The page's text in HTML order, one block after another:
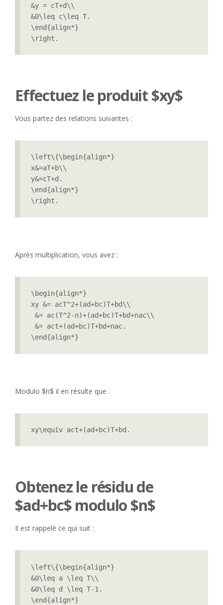
&y = cT+d\\
&0\leq c\leq T.
\end{align*}
\right.
Effectuez le produit $xy$
Vous partez des relations suivantes :
\left\{\begin{align*}
x&=aT+b\\
y&=cT+d.
\end{align*}
\right.
Après multiplication, vous avez :
\begin{align*}
xy &= acT^2+(ad+bc)T+bd\\
&= ac(T^2-n)+(ad+bc)T+bd+nac\\
&= act+(ad+bc)T+bd+nac.
\end{align*}
Modulo $n$ il en résulte que :
xy\equiv act+(ad+bc)T+bd.
Obtenez le résidu de
$ad+bc$ modulo $n$
Il est rappelé ce qui suit :
\left\{\begin{align*}
&0\leq a \leq T\\
&0\leq d \leq T-1.
\end{align*}